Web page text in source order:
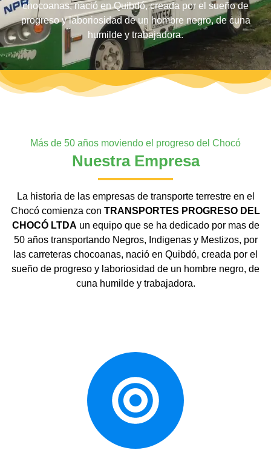
chocoanas, nació en Quibdó, creada por el sueño de
progreso y laboriosidad de un hombre negro, de cuna
humilde y trabajadora.
Más de 50 años moviendo el progreso del Chocó
Nuestra Empresa
La historia de las empresas de transporte terrestre en el
Chocó comienza con TRANSPORTES PROGRESO DEL
CHOCÓ LTDA un equipo que se ha dedicado por mas de
50 años transportando Negros, Indigenas y Mestizos, por
las carreteras chocoanas, nació en Quibdó, creada por el
sueño de progreso y laboriosidad de un hombre negro, de
cuna humilde y trabajadora.